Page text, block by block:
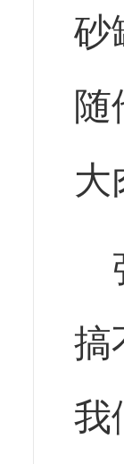
砂
大
搞
我